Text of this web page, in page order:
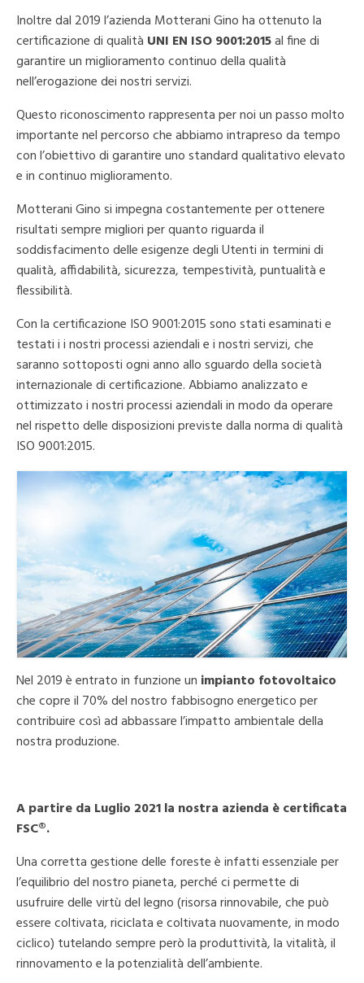
Inoltre dal 2019 l’azienda Motterani Gino ha ottenuto la
certificazione di qualità UNI EN ISO 9001:2015al fine di
garantire un miglioramento continuo della qualità
nell’erogazione dei nostri servizi.
Questo riconoscimento rappresenta per noi un passo molto
importante nel percorso che abbiamo intrapreso da tempo
con l’obiettivo di garantire uno standard qualitativo elevato
e in continuo miglioramento.
Motterani Gino si impegna costantemente per ottenere
risultati sempre migliori per quanto riguarda il
soddisfacimento delle esigenze degli Utenti in termini di
qualità, affidabilità, sicurezza, tempestività, puntualità e
flessibilità.
Con la certificazione ISO 9001:2015 sono stati esaminati e
testati i i nostri processi aziendali e i nostri servizi, che
saranno sottoposti ogni anno allo sguardo della società
internazionale di certificazione. Abbiamo analizzato e
ottimizzato i nostri processi aziendali in modo da operare
nel rispetto delle disposizioni previste dalla norma di qualità
ISO 9001:2015.
Nel 2019 è entrato in funzione un impianto fotovoltaico
che copre il 70% del nostro fabbisogno energetico per
contribuire così ad abbassare l’impatto ambientale della
nostra produzione.
A partire da Luglio 2021 la nostra azienda è certificata
FSC®.
Una corretta gestione delle foreste è infatti essenziale per
l’equilibrio del nostro pianeta, perché ci permette di
usufruire delle virtù del legno (risorsa rinnovabile, che può
essere coltivata, riciclata e coltivata nuovamente, in modo
ciclico) tutelando sempre però la produttività, la vitalità, il
rinnovamento e la potenzialità dell’ambiente.